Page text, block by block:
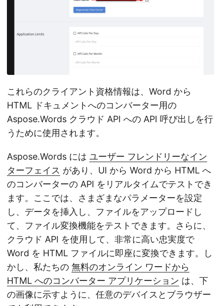
これらのクライアント資格情報は、Word から
HTML ドキュメントへのコンバーター用の
Aspose.Words クラウド API への API 呼び出しを行
うために使用されます。
Aspose.Words には ユーザー フレンドリーなイン
ターフェイス があり、UI から Word から HTML へ
のコンバーターの API をリアルタイムでテストでき
ます。ここでは、さまざまなパラメーターを設定
し、データを挿入し、ファイルをアップロードし
て、ファイル変換機能をテストできます。さらに、
クラウド API を使用して、非常に高い忠実度で
Word を HTML ファイルに即座に変換できます。し
かし、私たちの 無料のオンライン ワードから
HTML へのコンバーター アプリケーション は、下
の画像に示すように、任意のデバイスとブラウザー